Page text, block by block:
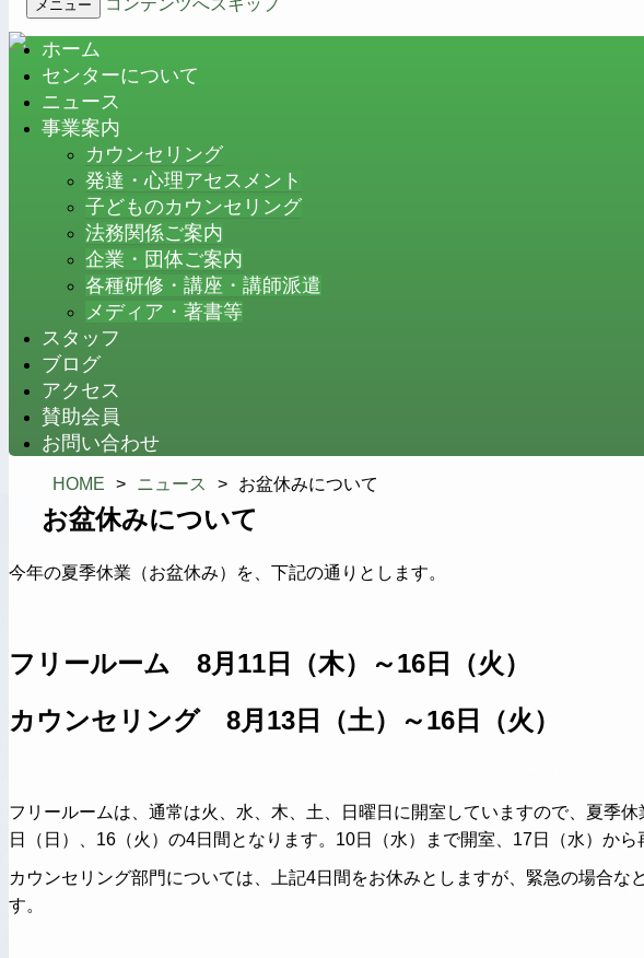
メニュー コンテンツへスキップ
ホーム
センターについて
ニュース
事業案内
カウンセリング
発達・心理アセスメント
子どものカウンセリング
法務関係ご案内
企業・団体ご案内
各種研修・講座・講師派遣
メディア・著書等
スタッフ
ブログ
アクセス
賛助会員
お問い合わせ
HOME > ニュース > お盆休みについて
お盆休みについて
今年の夏季休業（お盆休み）を、下記の通りとします。
フリールーム 8月11日（木）～16日（火）
カウンセリング 8月13日（土）～16日（火）
フリールームは、通常は火、水、木、土、日曜日に開室していますので、夏季
日（日）、16（火）の4日間となります。10日（水）まで開室、17日（水）から
カウンセリング部門については、上記4日間をお休みとしますが、緊急の場合な
す。